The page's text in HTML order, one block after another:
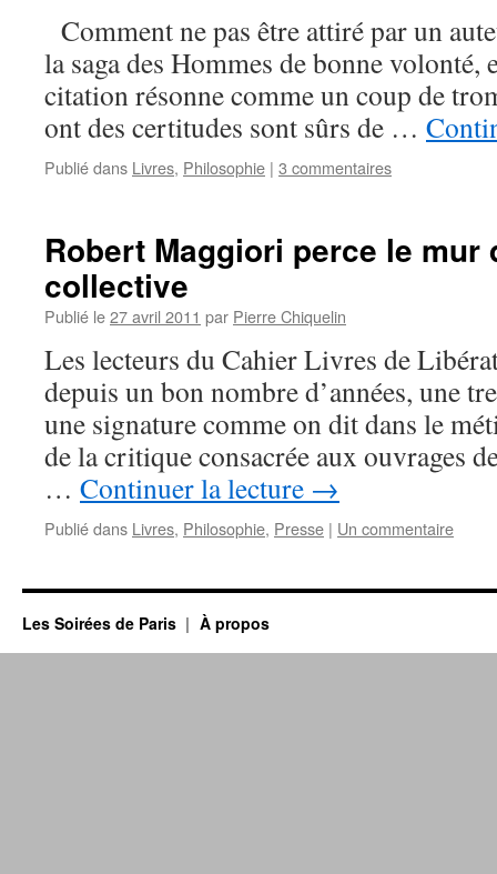
Comment ne pas être attiré par un
la saga des Hommes de bonne volonté,
citation résonne comme un coup de
ont des certitudes sont sûrs de …
Publié dans Livres, Philosophie | 3 commentaires
Robert Maggiori perce le mur
collective
Publié le27 avril 2011 par Pierre Chiquelin
Les lecteurs du Cahier Livres de
depuis un bon nombre d’années, une
une signature comme on dit dans le
de la critique consacrée aux ouvrages
… Continuer la lecture →
Publié dans Livres, Philosophie, Presse | Un commentaire
Les Soirées de Paris À propos